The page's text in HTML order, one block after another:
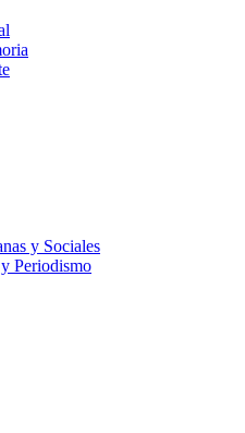
y Sociales
Periodismo